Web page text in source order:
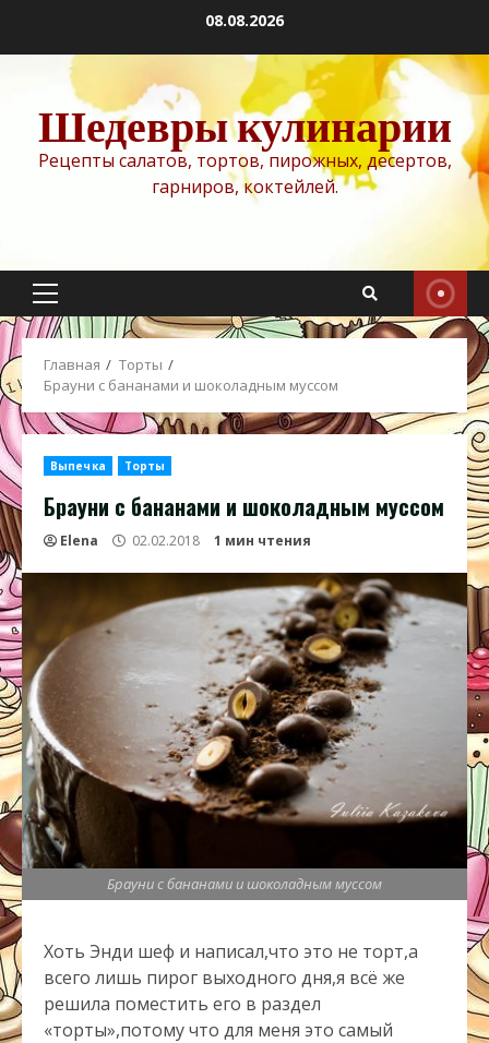
содержимому
08.08.2026
Шедевры кулинарии
Рецепты салатов, тортов, пирожных, десертов,
гарниров, коктейлей.
Основное
меню
Главная
Торты
Брауни с бананами и шоколадным муссом
Выпечка Торты
Брауни с бананами и шоколадным муссом
Elena 02.02.2018 1 мин чтения
Брауни с бананами и шоколадным муссом
Хоть Энди шеф и написал,что это не торт,а
всего лишь пирог выходного дня,я всё же
решила поместить его в раздел
«торты»,потому что для меня это самый